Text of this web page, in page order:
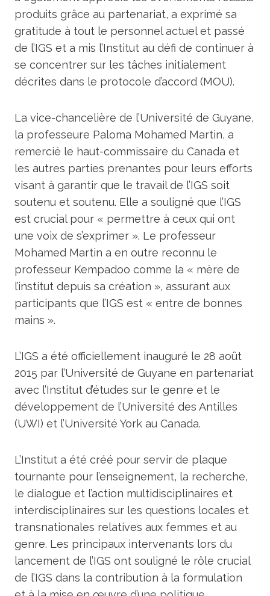
produits grâce au partenariat, a exprimé sa
gratitude à tout le personnel actuel et passé
de l’IGS et a mis l’Institut au défi de continuer à
se concentrer sur les tâches initialement
décrites dans le protocole d’accord (MOU).
La vice-chancelière de l’Université de Guyane,
la professeure Paloma Mohamed Martin, a
remercié le haut-commissaire du Canada et
les autres parties prenantes pour leurs efforts
visant à garantir que le travail de l’IGS soit
soutenu et soutenu. Elle a souligné que l’IGS
est crucial pour « permettre à ceux qui ont
une voix de s’exprimer ». Le professeur
Mohamed Martin a en outre reconnu le
professeur Kempadoo comme la « mère de
l’institut depuis sa création », assurant aux
participants que l’IGS est « entre de bonnes
mains ».
L’IGS a été officiellement inauguré le 28 août
2015 par l’Université de Guyane en partenariat
avec l’Institut d’études sur le genre et le
développement de l’Université des Antilles
(UWI) et l’Université York au Canada.
L’Institut a été créé pour servir de plaque
tournante pour l’enseignement, la recherche,
le dialogue et l’action multidisciplinaires et
interdisciplinaires sur les questions locales et
transnationales relatives aux femmes et au
genre. Les principaux intervenants lors du
lancement de l’IGS ont souligné le rôle crucial
de l’IGS dans la contribution à la formulation